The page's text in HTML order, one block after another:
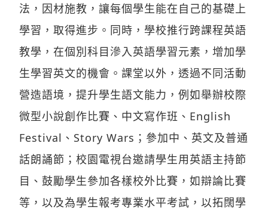
法，因材施教，讓每個學生能在自己的基礎上
學習，取得進步。同時，學校推行跨課程英語
教學，在個別科目滲入英語學習元素，增加學
生學習英文的機會。課堂以外，透過不同活動
營造語境，提升學生語文能力，例如舉辦校際
微型小說創作比賽、中文寫作班、English
Festival、Story Wars；參加中、英文及普通
話朗誦節；校園電視台邀請學生用英語主持節
目、鼓勵學生參加各樣校外比賽，如辯論比賽
等，以及為學生報考專業水平考試，以拓闊學